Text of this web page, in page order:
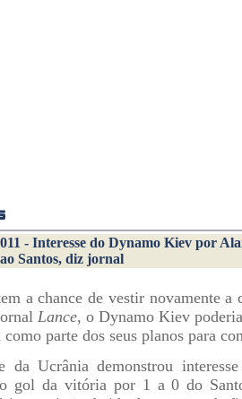
- Interesse do Dynamo Kiev por
Santos, diz jornal
a chance de vestir novamente a
Lance, o Dynamo Kiev
como parte dos seus planos para
da Ucrânia demonstrou
gol da vitória por 1 a 0 do